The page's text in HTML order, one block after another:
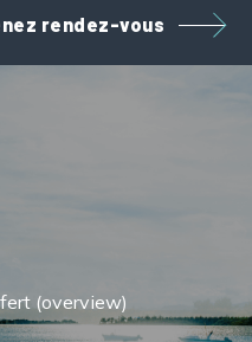
rendez-vous
(overview)